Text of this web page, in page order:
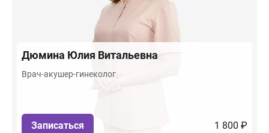
Дюмина Юлия Витальевна
Врач-акушер-гинеколог
Записаться 1 800 ₽